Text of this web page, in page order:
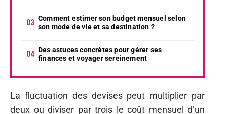
Comment estimer son budget mensuel selon
son mode de vie et sa destination ?
Des astuces concrètes pour gérer ses
finances et voyager sereinement
La fluctuation des devises peut multiplier par
deux ou diviser par trois le coût mensuel d’un